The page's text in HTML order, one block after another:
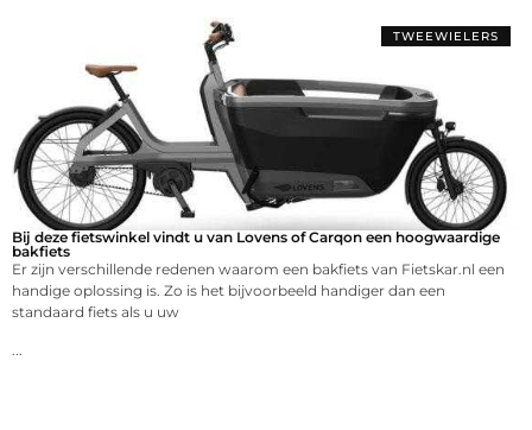
TWEEWIELERS
Bij deze fietswinkel vindt u van Lovens of Carqon een hoogwaardige
bakfiets
Er zijn verschillende redenen waarom een bakfiets van Fietskar.nl een
handige oplossing is. Zo is het bijvoorbeeld handiger dan een
standaard fiets als u uw
...